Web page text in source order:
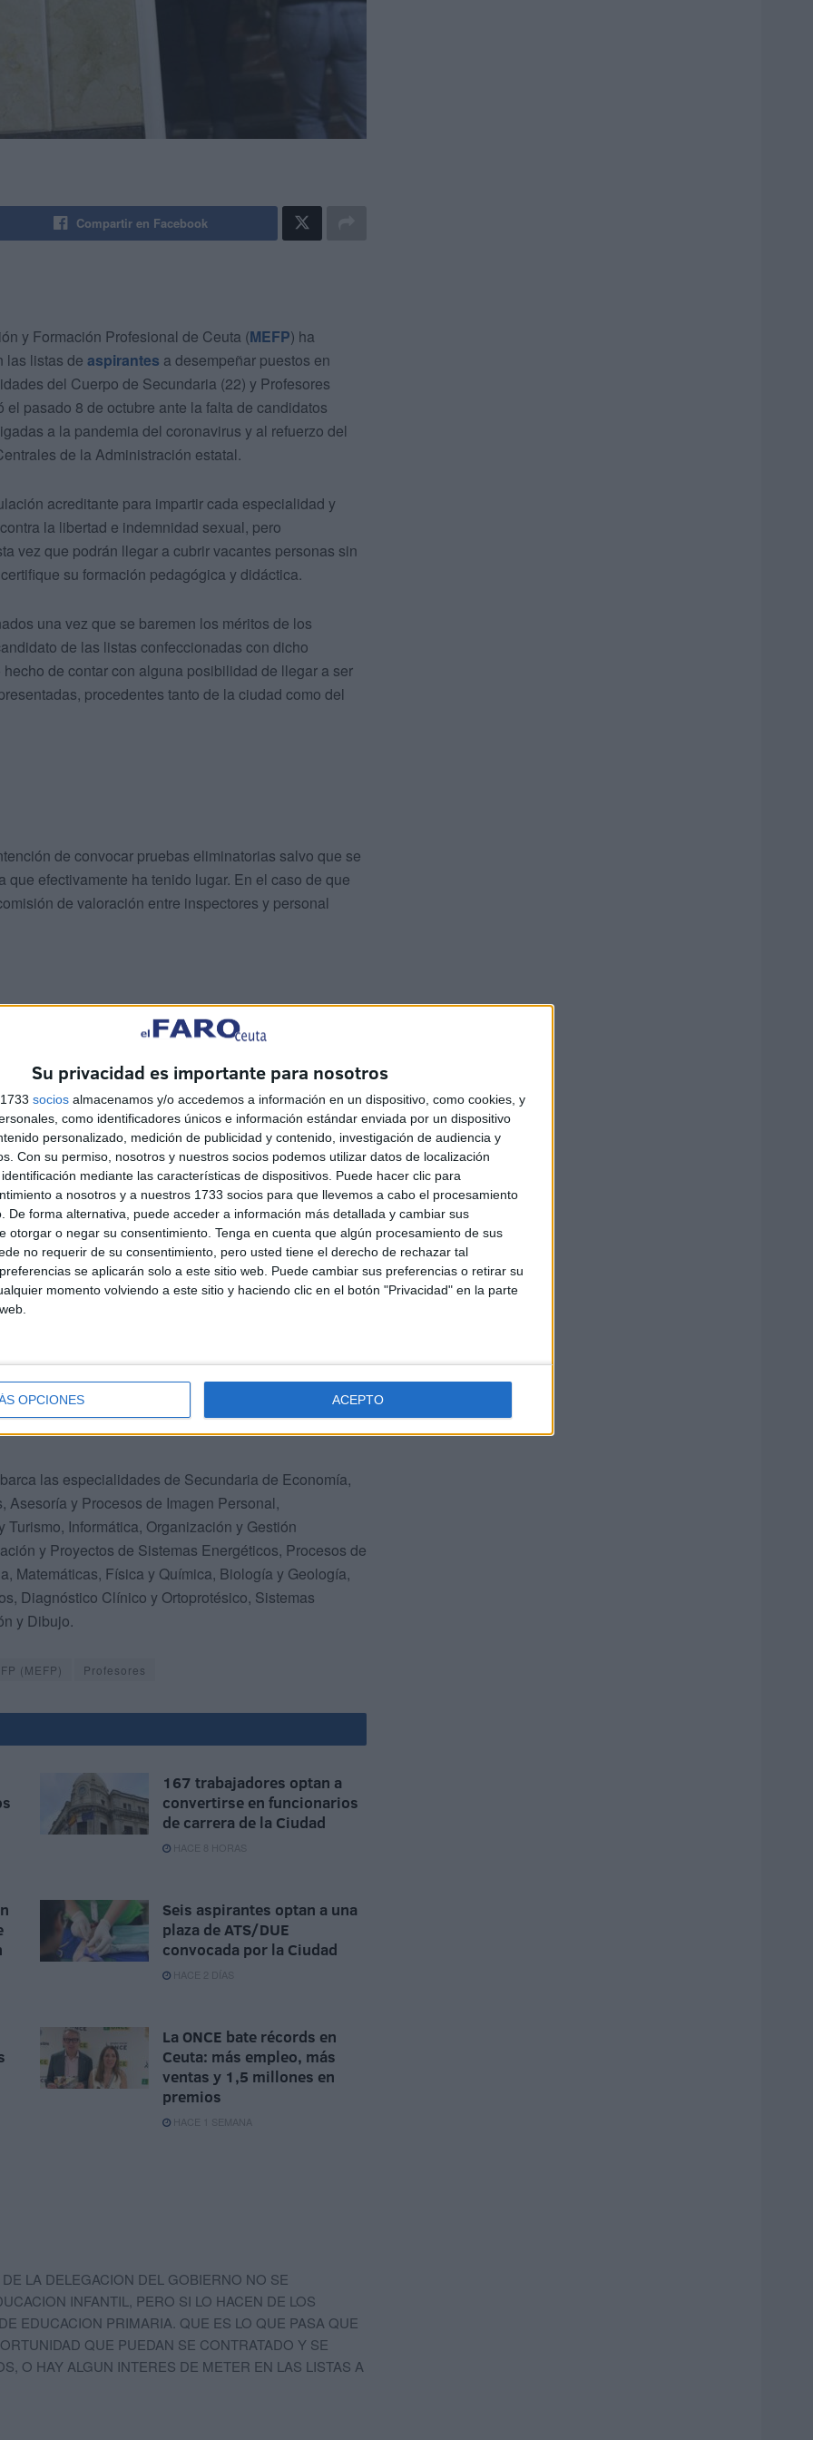
Su privacidad es importante para nosotros
socios almacenamos y/o accedemos a información en un dispositivo, como cookies, y
como identificadores únicos e información estándar enviada por un dispositivo
personalizado, medición de publicidad y contenido, investigación de audiencia y
Con su permiso, nosotros y nuestros socios podemos utilizar datos de localización
mediante las características de dispositivos. Puede hacer clic para
a nosotros y a nuestros 1733 socios para que llevemos a cabo el procesamiento
De forma alternativa, puede acceder a información más detallada y cambiar sus
otorgar o negar su consentimiento. Tenga en cuenta que algún procesamiento de sus
no requerir de su consentimiento, pero usted tiene el derecho de rechazar tal
se aplicarán solo a este sitio web. Puede cambiar sus preferencias o retirar su
momento volviendo a este sitio y haciendo clic en el botón "Privacidad" en la parte
OPCIONES ACEPTO
Compartir en Facebook
y Formación Profesional de Ceuta (MEFP) ha
las listas de aspirantes a desempeñar puestos en
del Cuerpo de Secundaria (22) y Profesores
pasado 8 de octubre ante la falta de candidatos
a la pandemia del coronavirus y al refuerzo del
de la Administración estatal.
acreditante para impartir cada especialidad y
la libertad e indemnidad sexual, pero
vez que podrán llegar a cubrir vacantes personas sin
su formación pedagógica y didáctica.
una vez que se baremen los méritos de los
de las listas confeccionadas con dicho
de contar con alguna posibilidad de llegar a ser
procedentes tanto de la ciudad como del
de convocar pruebas eliminatorias salvo que se
que efectivamente ha tenido lugar. En el caso de que
de valoración entre inspectores y personal
para los cursos escolares venideros “hasta que se
del mismo Cuerpo docente y especialidad”. La
a que se siga formando parte de ellas a fecha 30 de
de presentar solicitud para continuar en las del
actualización de méritos.
las especialidades de Secundaria de Economía,
Asesoría y Procesos de Imagen Personal,
Informática, Organización y Gestión
y Proyectos de Sistemas Energéticos, Procesos de
Matemáticas, Física y Química, Biología y Geología,
Diagnóstico Clínico y Ortoprotésico, Sistemas
y Dibujo.
(MEFP) Profesores
167 trabajadores optan a
convertirse en funcionarios
de carrera de la Ciudad
HACE 8 HORAS
Seis aspirantes optan a una
plaza de ATS/DUE
convocada por la Ciudad
HACE 2 DÍAS
La ONCE bate récords en
Ceuta: más empleo, más
ventas y 1,5 millones en
premios
HACE 1 SEMANA
LA DELEGACION DEL GOBIERNO NO SE
INFANTIL, PERO SI LO HACEN DE LOS
EDUCACION PRIMARIA. QUE ES LO QUE PASA QUE
QUE PUEDAN SE CONTRATADO Y SE
O HAY ALGUN INTERES DE METER EN LAS LISTAS A